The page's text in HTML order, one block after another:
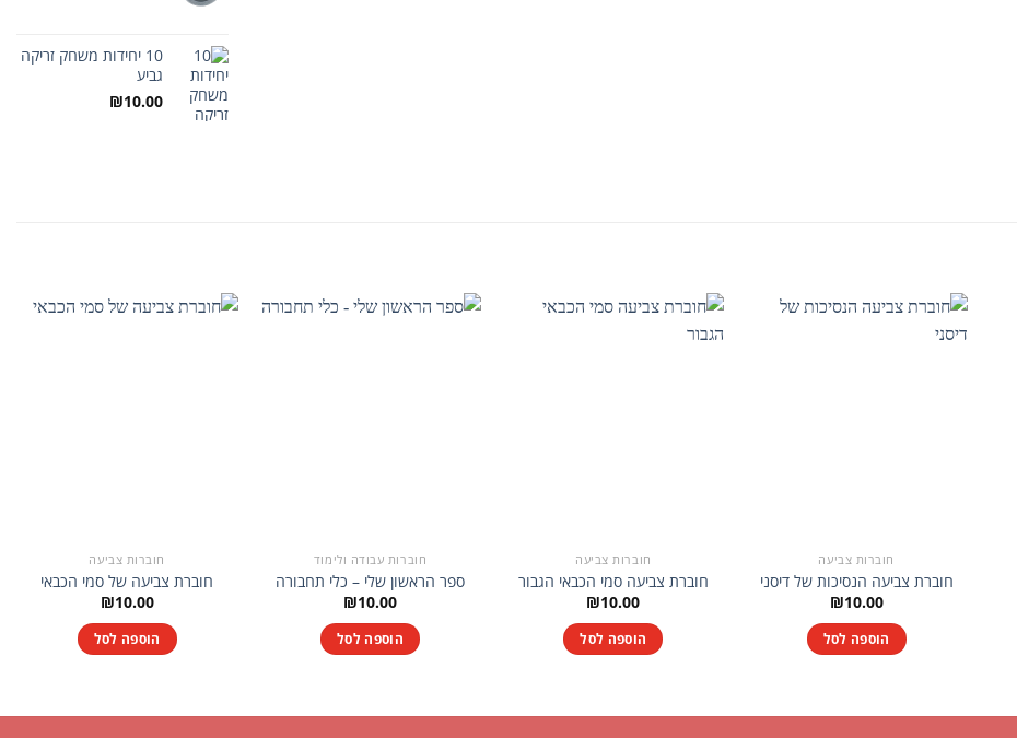
10 יחידות משחק זריקה
גביע
₪10.00
חוברות צביעה
חוברת צביעה הנסיכות של דיסני
₪10.00
הוספה לסל
חוברות צביעה
חוברת צביעה סמי הכבאי הגבור
₪10.00
הוספה לסל
חוברות עבודה ולימוד
ספר הראשון שלי – כלי תחבורה
₪10.00
הוספה לסל
חוברות צביעה
חוברת צביעה של סמי הכבאי
₪10.00
הוספה לסל